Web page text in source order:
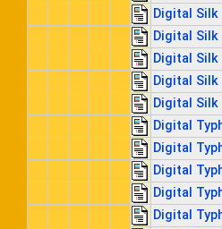
Digital Silk
Digital Silk
Digital
Digital Silk
Digital Silk
Digital
Digital
Digital
Digital
Digital